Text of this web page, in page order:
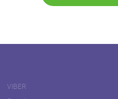
VIBER